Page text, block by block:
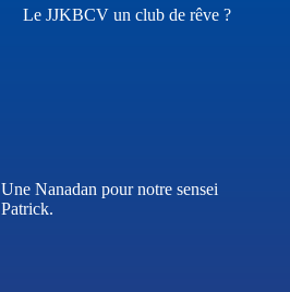
Le JJKBCV un club de rêve ?
Une Nanadan pour notre sensei
Patrick.